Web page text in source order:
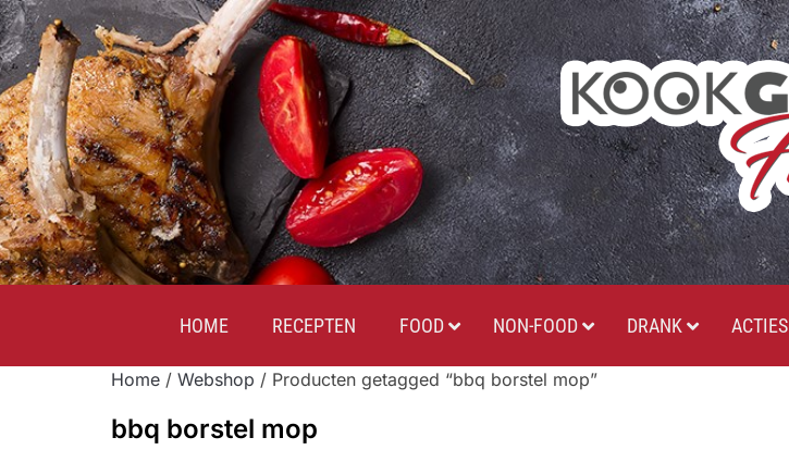
HOME RECEPTEN FOOD NON-FOOD DRANK ACTIES
Home / Webshop / Producten getagged “bbq borstel mop”
bbq borstel mop